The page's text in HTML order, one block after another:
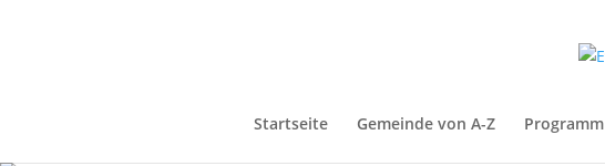
Startseite Gemeinde von A-Z Programm